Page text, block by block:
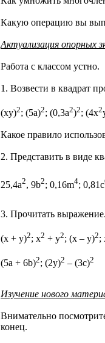
Какую операцию вы
Актуализация опорных
Работа с классом устно.
1. Возвести в квадрат
(xy)2; (5a)2; (0,3a2)2; (4x2
Какое правило
2. Представить в виде
25,4a2, 9b2; 0,16m4; 0,81c
3. Прочитать
(x + y)2; x2 + y2; (x – y)2;
(5a + 6b)2; (2y)2 – (3c)2
Изучение нового
Внимательно
конец.